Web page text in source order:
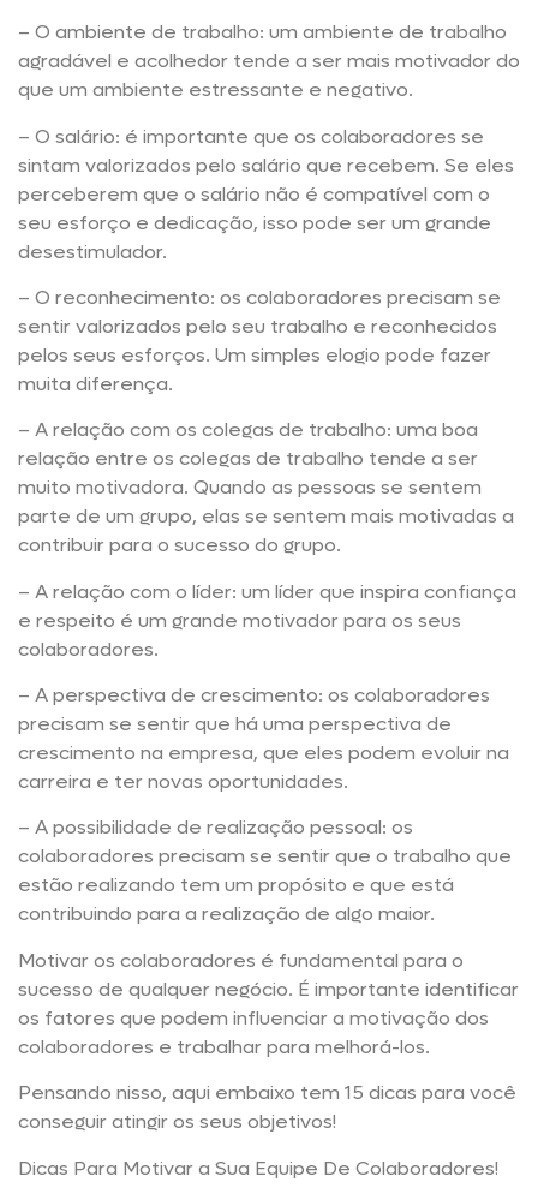
– O ambiente de trabalho: um ambiente de trabalho
agradável e acolhedor tende a ser mais motivador do
que um ambiente estressante e negativo.
– O salário: é importante que os colaboradores se
sintam valorizados pelo salário que recebem. Se eles
perceberem que o salário não é compatível com o
seu esforço e dedicação, isso pode ser um grande
desestimulador.
– O reconhecimento: os colaboradores precisam se
sentir valorizados pelo seu trabalho e reconhecidos
pelos seus esforços. Um simples elogio pode fazer
muita diferença.
– A relação com os colegas de trabalho: uma boa
relação entre os colegas de trabalho tende a ser
muito motivadora. Quando as pessoas se sentem
parte de um grupo, elas se sentem mais motivadas a
contribuir para o sucesso do grupo.
– A relação com o líder: um líder que inspira confiança
e respeito é um grande motivador para os seus
colaboradores.
– A perspectiva de crescimento: os colaboradores
precisam se sentir que há uma perspectiva de
crescimento na empresa, que eles podem evoluir na
carreira e ter novas oportunidades.
– A possibilidade de realização pessoal: os
colaboradores precisam se sentir que o trabalho que
estão realizando tem um propósito e que está
contribuindo para a realização de algo maior.
Motivar os colaboradores é fundamental para o
sucesso de qualquer negócio. É importante identificar
os fatores que podem influenciar a motivação dos
colaboradores e trabalhar para melhorá-los.
Pensando nisso, aqui embaixo tem 15 dicas para você
conseguir atingir os seus objetivos!
Dicas Para Motivar a Sua Equipe De Colaboradores!